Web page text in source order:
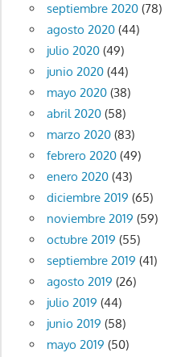
septiembre 2020(78)
agosto 2020(44)
julio 2020(49)
junio 2020(44)
mayo 2020(38)
abril 2020(58)
marzo 2020(83)
febrero 2020(49)
enero 2020(43)
diciembre 2019 (65)
noviembre 2019 (59)
octubre 2019 (55)
septiembre 2019 (41)
agosto 2019 (26)
julio 2019 (44)
junio 2019 (58)
mayo 2019 (50)